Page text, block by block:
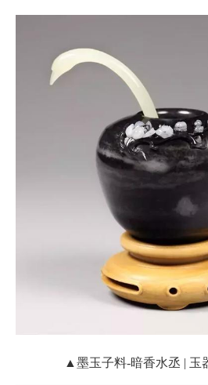
▲墨玉子料-暗香水丞 | 玉